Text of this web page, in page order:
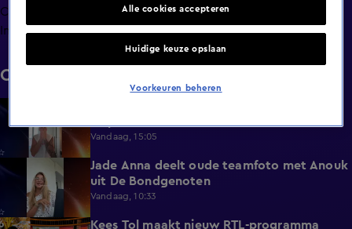
Clips
Info
Clips
1:44
Vandaag, 15:05
0:39
Jade Anna deelt oude teamfoto met Anouk
uit De Bondgenoten
Vandaag, 10:33
Kees Tol maakt nieuw RTL-programma
Alle cookies accepteren
Huidige keuze opslaan
Voorkeuren beheren